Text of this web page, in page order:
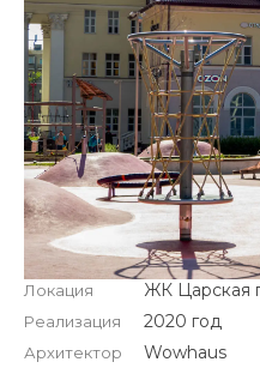
Локация
Реализация
Архитектор
ЖК Царская
2020 год
Wowhaus